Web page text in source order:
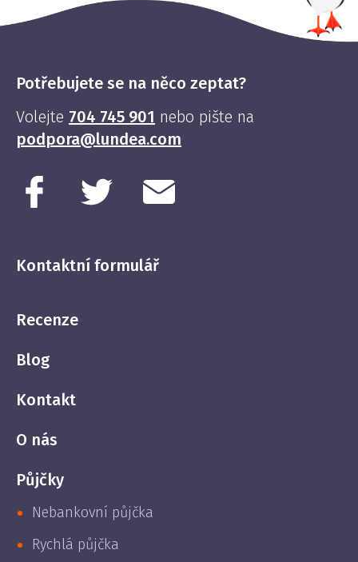
Potřebujete se na něco zeptat?
Volejte 704 745 901 nebo pište na
podpora@lundea.com
Kontaktní formulář
Recenze
Blog
Kontakt
O nás
Půjčky
Nebankovní půjčka
Rychlá půjčka